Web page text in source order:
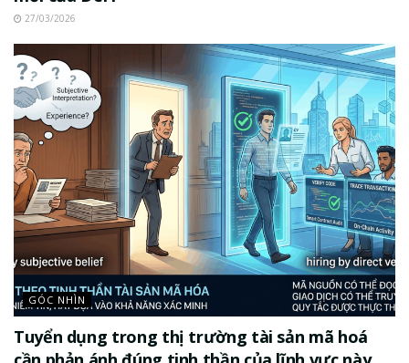
27/03/2026
GÓC NHÌN
Tuyển dụng trong thị trường tài sản mã hoá